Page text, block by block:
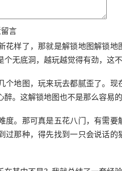
言
花样了，那就是解锁地图解锁地
个无底洞，越玩越觉得有劲，这
个地图，玩来玩去都腻歪了。现
醉。这解锁地图也不是那么容易
度。那可真是五花八门，有需
过那种，得先找到一只会说话